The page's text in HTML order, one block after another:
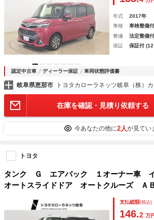
年式 2017年
車検
車検整備付
整備
法定整備付
保証
保証付
認定中古車 ディーラー保証 車両状態評価書
岐阜県恵那市 トヨタカローラネッツ岐阜（株）
在庫を確認・見積り依頼する
今あなたの他に2人が見てい
トヨタ
タンク Ｇ エアバック １オーナー車
オートスライドドア オートクルーズ Ａ
置 アイドルストップ キーフリー ナビ
アバッグ パワーウィンドウ パワーステ
支払総額(税込)
146.2 万円